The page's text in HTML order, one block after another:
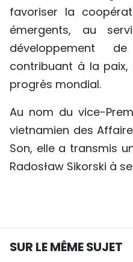
favoriser la
émergents, au
développement
contribuant à la
progrès mondial.
Au nom du vice-
vietnamien des
Son, elle a transmis
Radosław Sikorski à
SUR LE MÊME SUJET